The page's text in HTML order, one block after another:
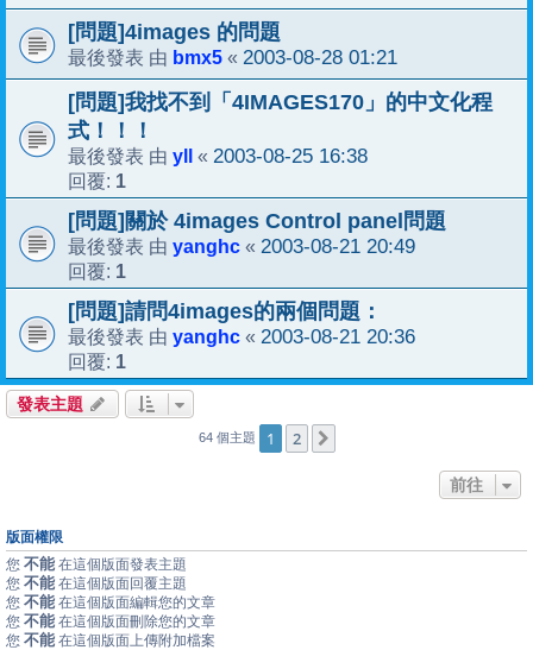
[問題]4images 的問題
最後發表 由 bmx5 « 2003-08-28 01:21
[問題]我找不到「4IMAGES170」的中文化程
式！！！
最後發表 由 yll « 2003-08-25 16:38
回覆: 1
[問題]關於 4images Control panel問題
最後發表 由 yanghc « 2003-08-21 20:49
回覆: 1
[問題]請問4images的兩個問題：
最後發表 由 yanghc « 2003-08-21 20:36
回覆: 1
發表主題
64 個主題 1 2
前往
版面權限
您 不能 在這個版面發表主題
您 不能 在這個版面回覆主題
您 不能 在這個版面編輯您的文章
您 不能 在這個版面刪除您的文章
您 不能 在這個版面上傳附加檔案